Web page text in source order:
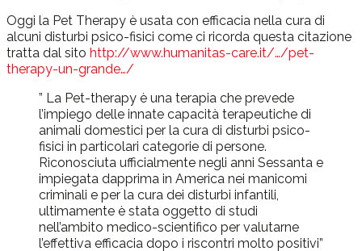
Oggi la Pet Therapy è usata con efficacia nella cura di
alcuni disturbi psico-fisici come ci ricorda questa citazione
tratta dal sito http://www.humanitas-care.it/…/pet-
therapy-un-grande…/
” La Pet-therapy è una terapia che prevede
l’impiego delle innate capacità terapeutiche di
animali domestici per la cura di disturbi psico-
fisici in particolari categorie di persone.
Riconosciuta ufficialmente negli anni Sessanta e
impiegata dapprima in America nei manicomi
criminali e per la cura dei disturbi infantili,
ultimamente è stata oggetto di studi
nell’ambito medico-scientifico per valutarne
l’effettiva efficacia dopo i riscontri molto positivi”